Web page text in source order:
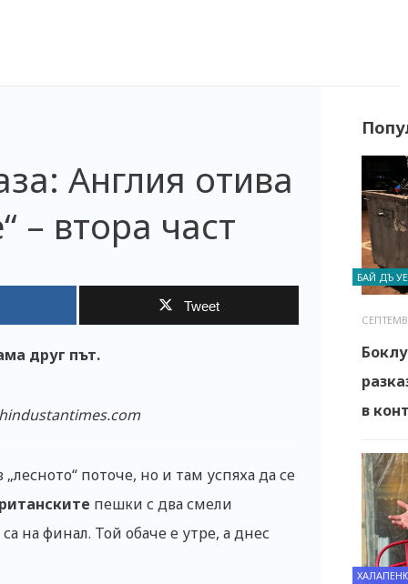
Англия отива
– втора част
Tweet
друг път.
поточе, но и там успяха да се
пешки с два смели
на финал. Той обаче е утре, а днес
БАЙ ДЪ
в